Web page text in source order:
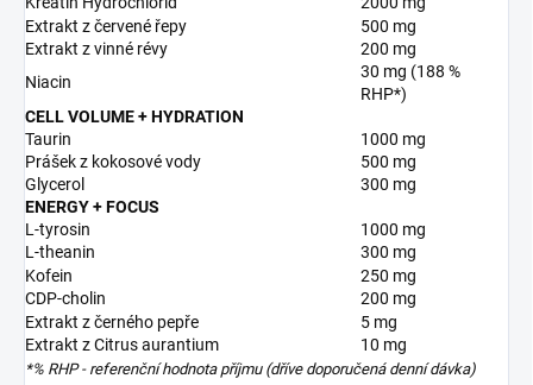
Extrakt z červené řepy
500 mg
Extrakt z vinné révy
200 mg
Niacin
30 mg (188 %
RHP*)
CELL VOLUME + HYDRATION
Taurin
1000 mg
Prášek z kokosové vody
500 mg
Glycerol
300 mg
ENERGY + FOCUS
L-tyrosin
1000 mg
L-theanin
300 mg
Kofein
250 mg
CDP-cholin
200 mg
Extrakt z černého pepře
5 mg
Extrakt z Citrus aurantium
10 mg
*% RHP - referenční hodnota příjmu (dříve doporučená denní dávka)